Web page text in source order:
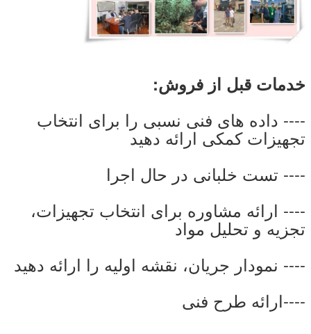
خدمات قبل از فروش:
---- داده های فنی نسبی را برای انتخاب
تجهیزات کمکی ارائه دهید
---- تست خلبانی در حال اجرا
---- ارائه مشاوره برای انتخاب تجهیزات،
تجزیه و تحلیل مواد
---- نمودار جریان، نقشه اولیه را ارائه دهید
----ارائه طرح فنی